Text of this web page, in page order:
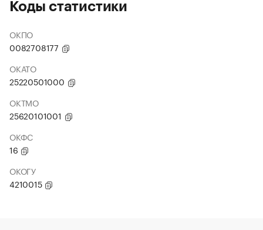
Коды статистики
ОКПО
0082708177
ОКАТО
25220501000
ОКТМО
25620101001
ОКФС
16
ОКОГУ
4210015